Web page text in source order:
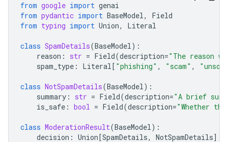
from google import genai
from pydantic import BaseModel,
Field
from typing import Union, Literal
class SpamDetails(BaseModel):
reason : str = Field(description="The reason
spam_type : Literal[ "phishing" , "scam" ,
class NotSpamDetails(BaseModel):
summary : str = Field(description="A brief
is_safe : bool = Field(description="Whether
class ModerationResult(BaseModel):
decision : Union[SpamDetails, NotSpamDetails]